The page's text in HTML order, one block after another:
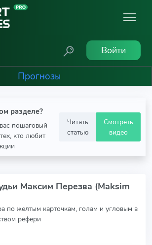
Войти
Прогнозы
разделе?
пошаговый
кто любит
Читать
статью
Смотреть
видео
Максим Перезва (Maksim
по желтым карточкам, голам и угловым в
рефери